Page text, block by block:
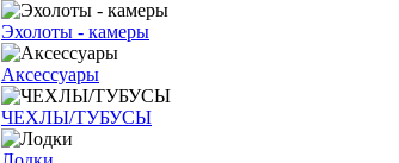
Эхолоты - камеры
Аксессуары
ЧЕХЛЫ/ТУБУСЫ